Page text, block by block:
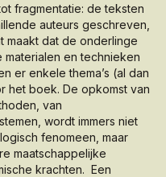
fragmentatie: de teksten
auteurs geschreven,
maakt dat de onderlinge
en technieken
er enkele thema’s (al dan
het boek. De opkomst van
van
wordt immers niet
fenomeen, maar
maatschappelijke
krachten. Een